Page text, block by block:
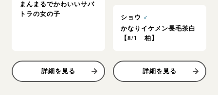
まんまるでかわいいサバ
トラの女の子
詳細を見る
ショウ ♂
かなりイケメン長毛茶白
【8/1 柏】
詳細を見る